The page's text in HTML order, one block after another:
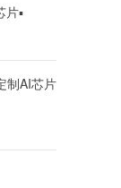
片▪
制AI芯片